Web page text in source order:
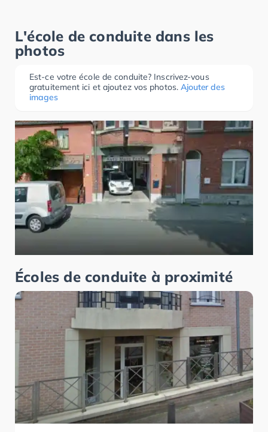
L'école de conduite dans les
photos
Est-ce votre école de conduite? Inscrivez-vous
gratuitement ici et ajoutez vos photos. Ajouter des
images
Écoles de conduite à proximité